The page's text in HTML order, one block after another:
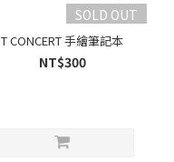
SOLD OUT
T CONCERT 手繪筆記本
NT$300